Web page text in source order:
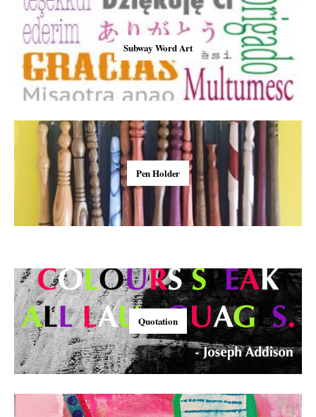
Subway Word Art
Pen Holder
Quotation